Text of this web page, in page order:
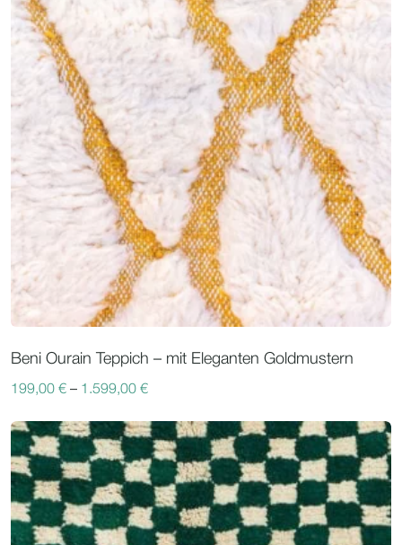
Beni Ourain Teppich – mit Eleganten Goldmustern
199,00 € – 1.599,00 €